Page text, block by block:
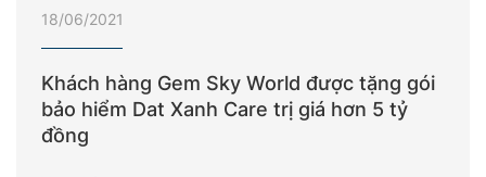
18/06/2021
Khách hàng Gem Sky World được tặng gói
bảo hiểm Dat Xanh Care trị giá hơn 5 tỷ
đồng